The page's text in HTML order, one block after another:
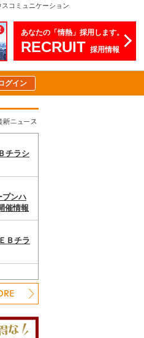
コミュニケーション
あなたの「情熱」採用します。
RECRUIT 採用情報
グイン